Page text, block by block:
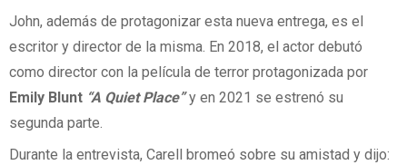
John, además de protagonizar esta nueva entrega, es el
escritor y director de la misma. En 2018, el actor debutó
como director con la película de terror protagonizada por
Emily Blunt “A Quiet Place”y en 2021 se estrenó su
segunda parte.
Durante la entrevista, Carell bromeó sobre su amistad y dijo: